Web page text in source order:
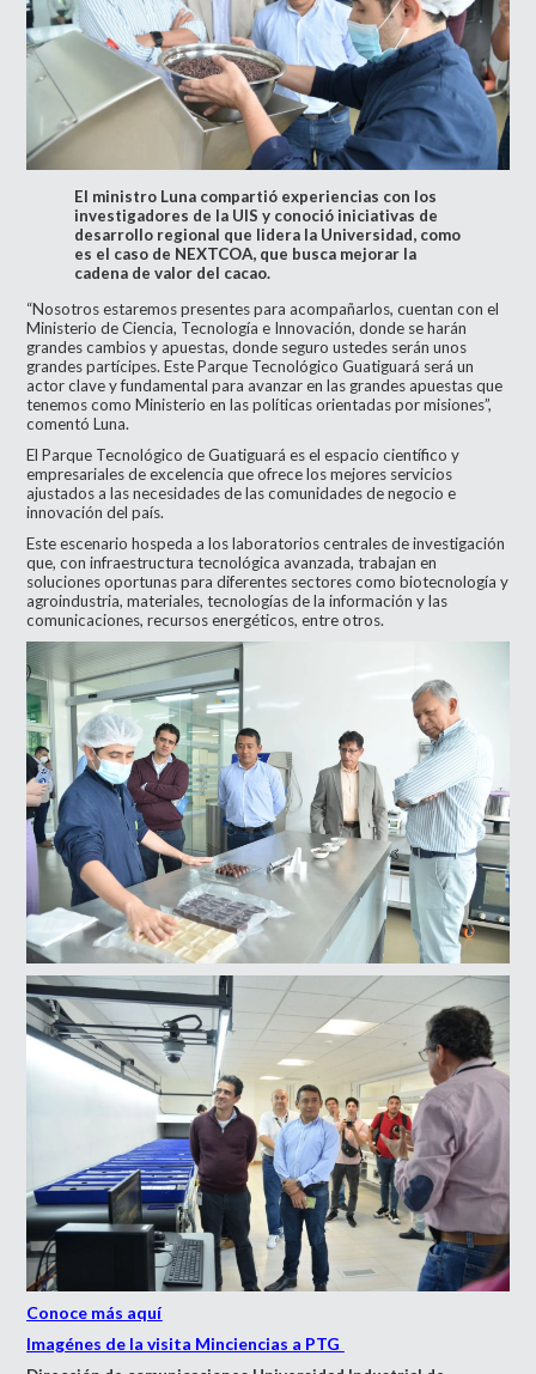
El ministro Luna compartió experiencias con los
investigadores de la UIS y conoció iniciativas de
desarrollo regional que lidera la Universidad, como
es el caso de NEXTCOA, que busca mejorar la
cadena de valor del cacao.
“Nosotros estaremos presentes para acompañarlos, cuentan con el
Ministerio de Ciencia, Tecnología e Innovación, donde se harán
grandes cambios y apuestas, donde seguro ustedes serán unos
grandes partícipes. Este Parque Tecnológico Guatiguará será un
actor clave y fundamental para avanzar en las grandes apuestas que
tenemos como Ministerio en las políticas orientadas por misiones”,
comentó Luna.
El Parque Tecnológico de Guatiguará es el espacio científico y
empresariales de excelencia que ofrece los mejores servicios
ajustados a las necesidades de las comunidades de negocio e
innovación del país.
Este escenario hospeda a los laboratorios centrales de investigación
que, con infraestructura tecnológica avanzada, trabajan en
soluciones oportunas para diferentes sectores como biotecnología y
agroindustria, materiales, tecnologías de la información y las
comunicaciones, recursos energéticos, entre otros.
Conoce más aquí
Imagénes de la visita Minciencias a PTG